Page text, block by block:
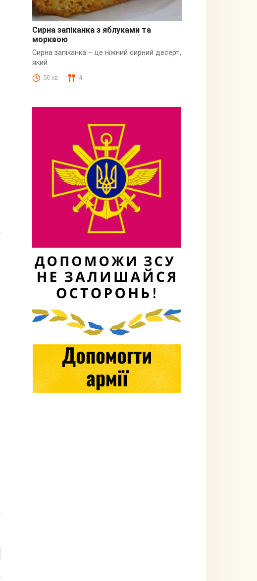
Сирна
Сирна запіканка з яблуками та
морквою
Сирна запіканка – це ніжний сирний десерт,
який
50 хв 4